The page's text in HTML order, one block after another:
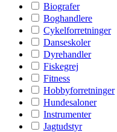
Biografer
Boghandlere
Cykelforretninger
Danseskoler
Dyrehandler
Fiskegrej
Fitness
Hobbyforretninger
Hundesaloner
Instrumenter
Jagtudstyr